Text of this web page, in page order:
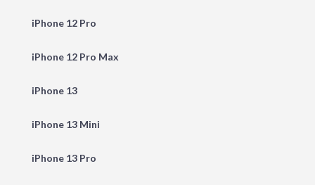
iPhone 12 Pro
iPhone 12 Pro Max
iPhone 13
iPhone 13 Mini
iPhone 13 Pro